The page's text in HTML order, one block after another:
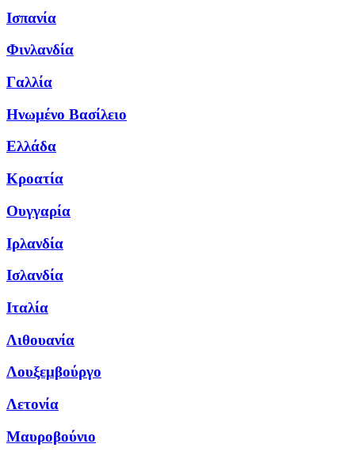
Ισπανία
Φινλανδία
Γαλλία
Ηνωμένο Βασίλειο
Ελλάδα
Κροατία
Ουγγαρία
Ιρλανδία
Ισλανδία
Ιταλία
Λιθουανία
Λουξεμβούργο
Λετονία
Μαυροβούνιο